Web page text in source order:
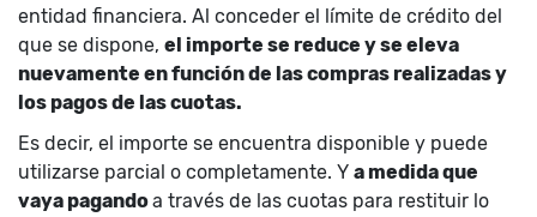
entidad financiera. Al conceder el límite de crédito del
que se dispone, el importe se reduce y se eleva
nuevamente en función de las compras realizadas y
los pagos de las cuotas.
Es decir, el importe se encuentra disponible y puede
utilizarse parcial o completamente. Y a medida que
vaya pagandoa través de las cuotas para restituir lo